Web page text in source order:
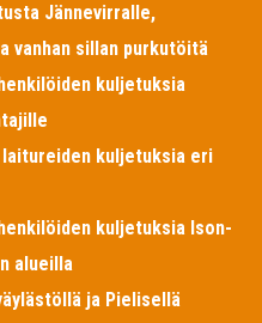
Jännevirralle,
vanhan sillan purkutöitä
kuljetuksia
laitureiden kuljetuksia eri
kuljetuksia Ison-
alueilla
ja Pielisellä